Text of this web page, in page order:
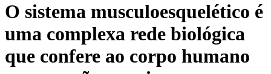
O sistema musculoesquelético é
uma complexa rede biológica
que confere ao corpo humano